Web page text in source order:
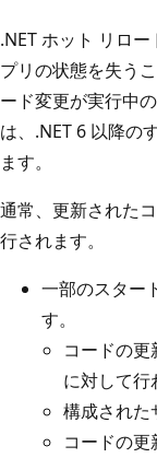
.NET ホット リロ
プリの状態を失う
ード変更が実行中
は、.NET 6 以降の
ます。
通常、更新された
行されます。
一部のスター
す。
コードの更
に対して行
構成された
コードの更